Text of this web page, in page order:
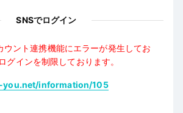
SNSでログイン
ント連携機能にエラーが発生してお
グインを制限しております。
information/105